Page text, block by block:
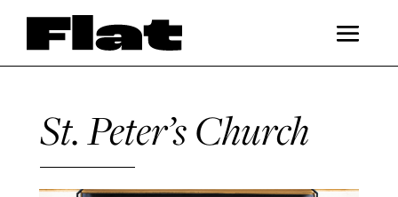
St. Peter’s Church